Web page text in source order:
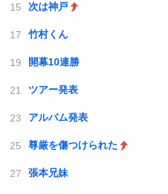
次は神戸
竹村くん
開幕10連勝
ツアー発表
アルバム発表
尊厳を傷つけられた
張本兄妹